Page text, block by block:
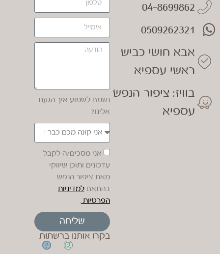
04-8699862
0509262321
אבא חושי כביש
ראשי עספיא
בוויז: ציפור הנפש
עספיא
נשמח לשמוע איך הגעת
אלינו?
אני מסכים/ה לקבל
עדכונים ותוכן שיווקי
מאת ציפור הנפש
בהתאם למדיניות
הפרטיות .
שליחה
בקרו אותנו ברשתות